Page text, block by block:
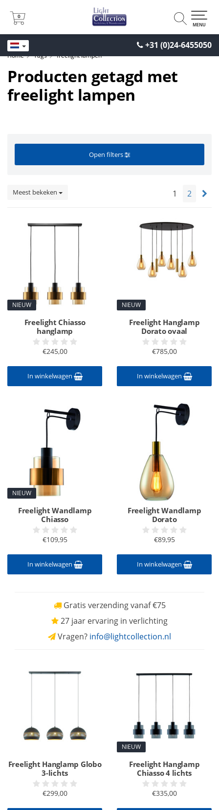
+31 (0)24-6455050
0
0
MENU
Home Tags freelight lampen
Producten getagd met
freelight lampen
Open filters
Meest bekeken 1 2
NIEUW
Freelight Chiasso
hanglamp
€245,00
In winkelwagen
NIEUW
Freelight Hanglamp
Dorato ovaal
€785,00
In winkelwagen
NIEUW
Freelight Wandlamp
Chiasso
€109,95
In winkelwagen
Freelight Wandlamp
Dorato
€89,95
In winkelwagen
Gratis verzending vanaf €75
27 jaar ervaring in verlichting
Vragen? info@lightcollection.nl
Freelight Hanglamp Globo
3-lichts
€299,00
NIEUW
Freelight Hanglamp
Chiasso 4 lichts
€335,00